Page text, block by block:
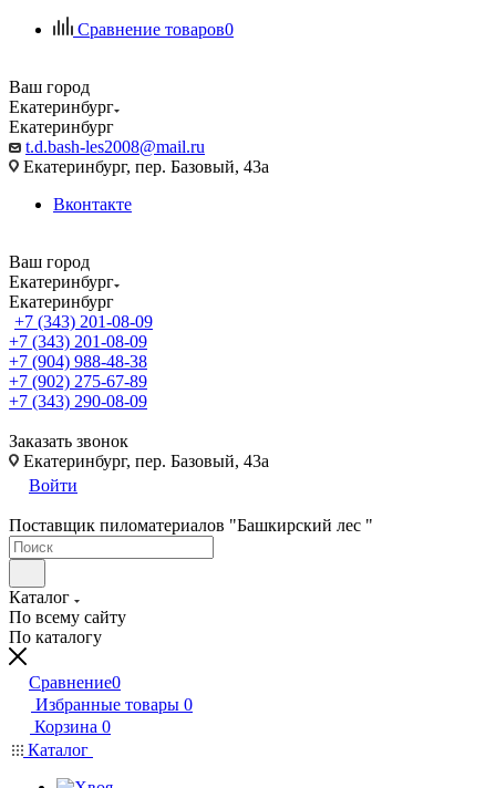
Сравнение товаров0
Ваш город
Екатеринбург
Екатеринбург
t.d.bash-les2008@mail.ru
Екатеринбург, пер. Базовый, 43а
Вконтакте
Ваш город
Екатеринбург
Екатеринбург
+7 (343) 201-08-09
+7 (343) 201-08-09
+7 (904) 988-48-38
+7 (902) 275-67-89
+7 (343) 290-08-09
Заказать звонок
Екатеринбург, пер. Базовый, 43а
Войти
Поставщик пиломатериалов "Башкирский лес "
Каталог
По всему сайту
По каталогу
Сравнение0
Избранные товары 0
Корзина 0
Каталог